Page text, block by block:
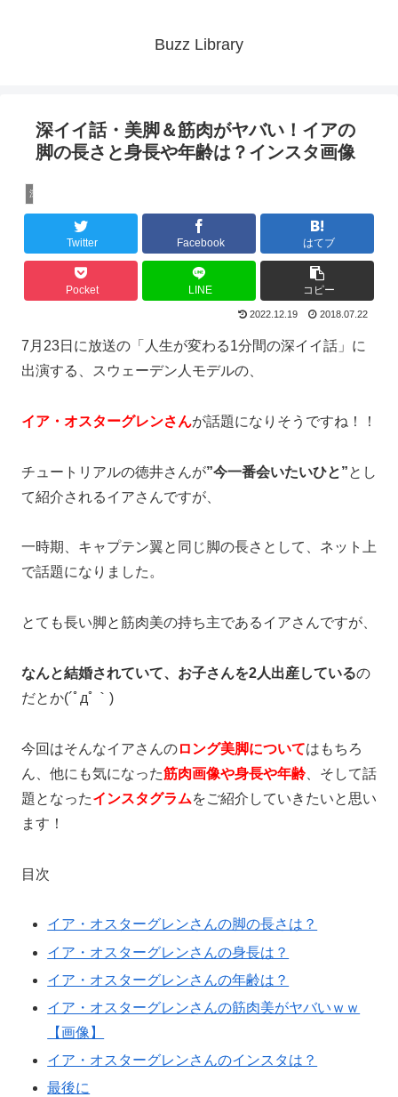
Buzz Library
深イイ話・美脚＆筋肉がヤバい！イアの
脚の長さと身長や年齢は？インスタ画像
深イイ話
Twitter Facebook はてブ
Pocket LINE コピー
2022.12.19 2018.07.22
7月23日に放送の「人生が変わる1分間の深イイ話」に
出演する、スウェーデン人モデルの、
イア・オスターグレンさんが話題になりそうですね！！
チュートリアルの徳井さんが”今一番会いたいひと”とし
て紹介されるイアさんですが、
一時期、キャプテン翼と同じ脚の長さとして、ネット上
で話題になりました。
とても長い脚と筋肉美の持ち主であるイアさんですが、
なんと結婚されていて、お子さんを2人出産しているの
だとか(´ﾟдﾟ｀)
今回はそんなイアさんのロング美脚についてはもちろ
ん、他にも気になった筋肉画像や身長や年齢 、そして話
題となったインスタグラムをご紹介していきたいと思い
ます！
目次
イア・オスターグレンさんの脚の長さは？
イア・オスターグレンさんの身長は？
イア・オスターグレンさんの年齢は？
イア・オスターグレンさんの筋肉美がヤバいｗｗ
【画像】
イア・オスターグレンさんのインスタは？
最後に